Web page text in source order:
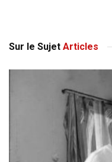
Sur le Sujet Articles